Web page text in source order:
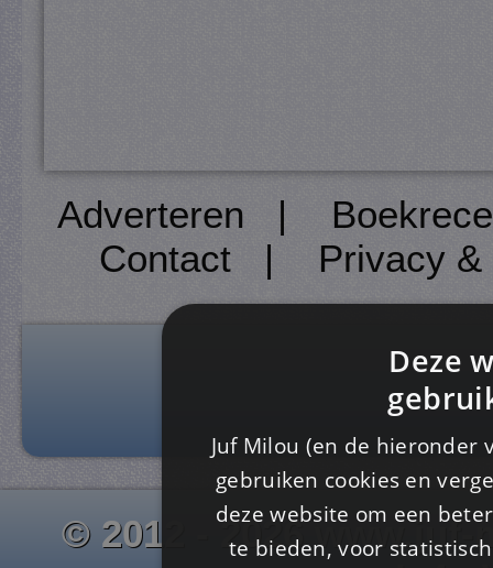
Adverteren |
Contact| Privacy
© 2012 - 2026
Deze
Juf Milou (en de
gebruiken cookies en
deze website om een
te bieden, voor